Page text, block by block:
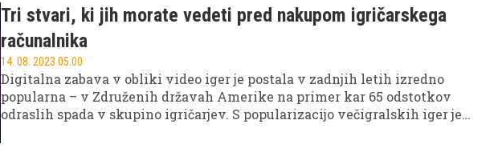
Tri stvari, ki jih morate vedeti pred nakupom igričarskega
računalnika
14. 08. 2023 05.00
Digitalna zabava v obliki video iger je postala v zadnjih letih izredno
popularna – v Združenih državah Amerike na primer kar 65 odstotkov
odraslih spada v skupino igričarjev. S popularizacijo večigralskih iger je